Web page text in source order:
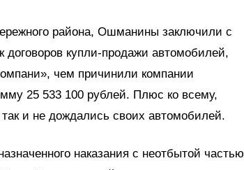
района, Ошманины заключили с
договоров купли-продажи автомобилей,
чем причинили компании
25 533 100 рублей. Плюс ко всему,
и не дождались своих автомобилей.
наказания с неотбытой частью